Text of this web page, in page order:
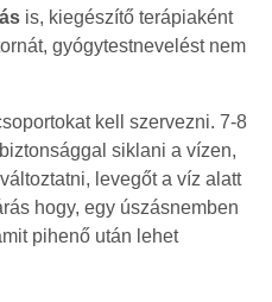
is, kiegészítő terápiaként
gyógytestnevelést nem
kell szervezni. 7-8
siklani a vízen,
levegőt a víz alatt
hogy, egy úszásnemben
pihenő után lehet